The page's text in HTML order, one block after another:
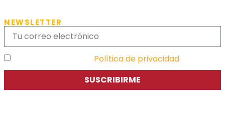
NEWSLETTER
Política de privacidad
SUSCRIBIRME